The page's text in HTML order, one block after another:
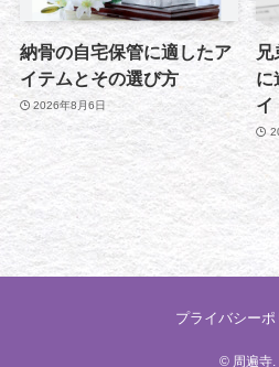
納骨の自宅保管に適したア
イテムとその選び方
2026年8月6日
に
イ
プライバシーポ
©周遍寺.